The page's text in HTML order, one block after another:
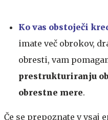
Ko vas obstoječi
imate več obrokov,
obresti, vam
prestrukturiranju
obrestne mere.
Če se prepoznate v vsaj